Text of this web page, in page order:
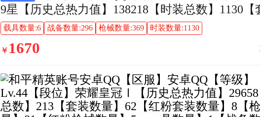
9星【历史总热力值】138218【时装总数】1130【
量】301【红粉套装数量】23【枪械数量】369【
数量】20【载具数量】6【...
载具数量:6 战备数量:296 枪械数量:369 时装数量:1130
￥ 1670